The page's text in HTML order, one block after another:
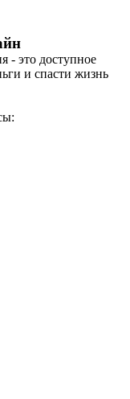
- это доступное
и спасти жизнь